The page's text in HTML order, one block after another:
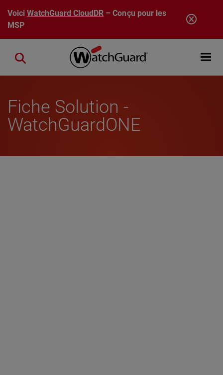
Aller au contenu principal
VoiciWatchGuard CloudDR – Conçu pour les
MSP
Open
Close search
Fiche Solution -
WatchGuardONE